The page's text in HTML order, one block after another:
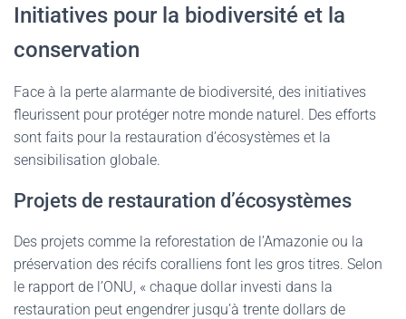
Initiatives pour la biodiversité et la
conservation
Face à la perte alarmante de biodiversité, des initiatives
fleurissent pour protéger notre monde naturel. Des efforts
sont faits pour la restauration d’écosystèmes et la
sensibilisation globale.
Projets de restauration d’écosystèmes
Des projets comme la reforestation de l’Amazonie ou la
préservation des récifs coralliens font les gros titres. Selon
le rapport de l’ONU, « chaque dollar investi dans la
restauration peut engendrer jusqu’à trente dollars de